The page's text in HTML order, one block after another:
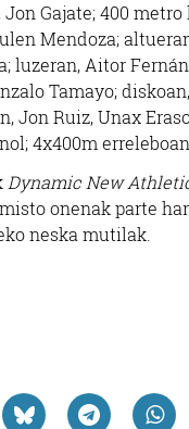
Gajate; 400
Mendoza;
Aitor
Tamayo;
Jon Ruiz, Unax
4x400m
Dynamic New
onenak parte
neska mutilak.